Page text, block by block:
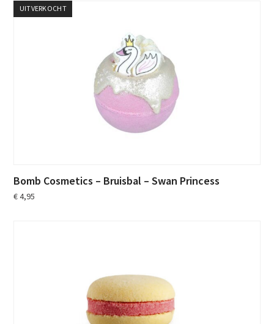
UITVERKOCHT
Bomb Cosmetics – Bruisbal – Swan Princess
€4,95